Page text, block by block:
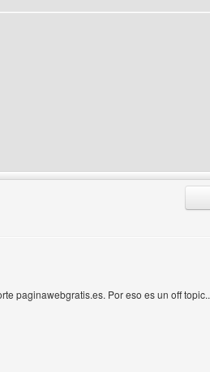
paginawebgratis.es. Por eso es un off topic..